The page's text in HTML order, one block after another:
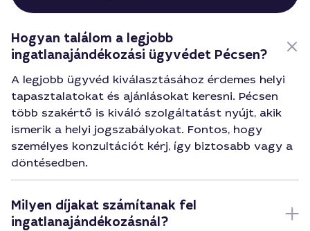
Hogyan találom a legjobb
ingatlanajándékozási ügyvédet Pécsen?
A legjobb ügyvéd kiválasztásához érdemes helyi
tapasztalatokat és ajánlásokat keresni. Pécsen
több szakértő is kiváló szolgáltatást nyújt, akik
ismerik a helyi jogszabályokat. Fontos, hogy
személyes konzultációt kérj, így biztosabb vagy a
döntésedben.
Milyen díjakat számítanak fel
ingatlanajándékozásnál?